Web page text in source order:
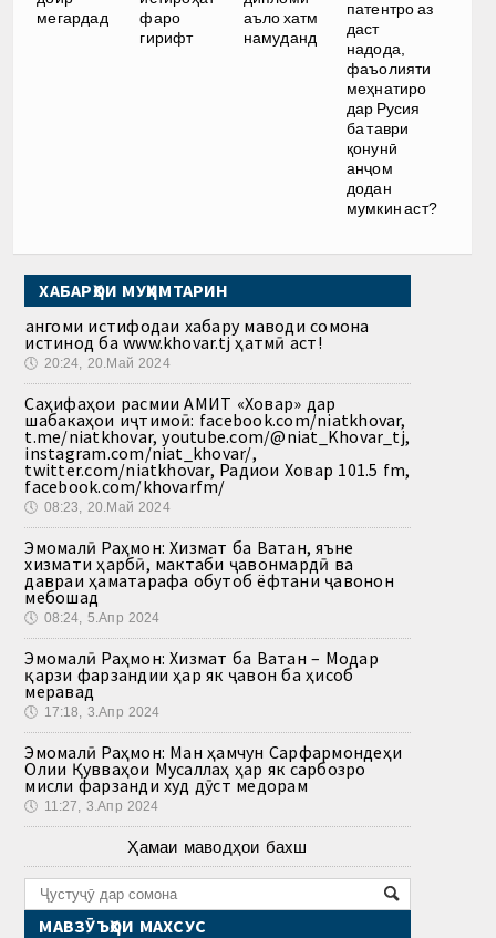
мегардад
фаро
гирифт
аъло хатм
намуданд
патентро аз
даст
надода,
фаъолияти
меҳнатиро
дар Русия
ба таври
қонунӣ
анҷом
додан
мумкин аст?
ХАБАРҲОИ МУҲИМТАРИН
Ҳангоми истифодаи хабару маводи сомона
истинод ба www.khovar.tj ҳатмӣ аст!
🕔 20:24, 20.Май 2024
Саҳифаҳои расмии АМИТ «Ховар» дар
шабакаҳои иҷтимоӣ: facebook.com/niatkhovar,
t.me/niatkhovar, youtube.com/@niat_Khovar_tj,
instagram.com/niat_khovar/,
twitter.com/niatkhovar, Радиои Ховар 101.5 fm,
facebook.com/khovarfm/
🕔 08:23, 20.Май 2024
Эмомалӣ Раҳмон: Хизмат ба Ватан, яъне
хизмати ҳарбӣ, мактаби ҷавонмардӣ ва
давраи ҳаматарафа обутоб ёфтани ҷавонон
мебошад
🕔 08:24, 5.Апр 2024
Эмомалӣ Раҳмон: Хизмат ба Ватан – Модар
қарзи фарзандии ҳар як ҷавон ба ҳисоб
меравад
🕔 17:18, 3.Апр 2024
Эмомалӣ Раҳмон: Ман ҳамчун Сарфармондеҳи
Олии Қувваҳои Мусаллаҳ ҳар як сарбозро
мисли фарзанди худ дӯст медорам
🕔 11:27, 3.Апр 2024
Ҳамаи маводҳои бахш
МАВЗӮЪҲОИ МАХСУС